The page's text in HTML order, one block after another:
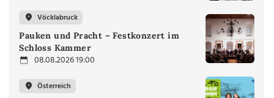
Vöcklabruck
Pauken und Pracht – Festkonzert im
Schloss Kammer
08.08.2026 19:00
Österreich